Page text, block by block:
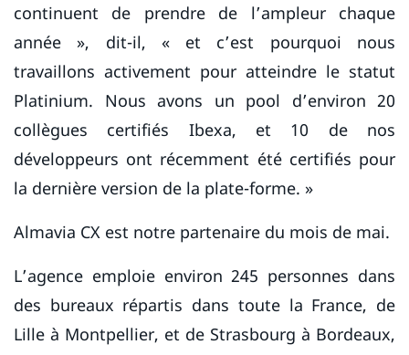
continuent de prendre de l’ampleur chaque
année », dit-il, « et c’est pourquoi nous
travaillons activement pour atteindre le statut
Platinium. Nous avons un pool d’environ 20
collègues certifiés Ibexa, et 10 de nos
développeurs ont récemment été certifiés pour
la dernière version de la plate-forme. »
Almavia CX est notre partenaire du mois de mai.
L’agence emploie environ 245 personnes dans
des bureaux répartis dans toute la France, de
Lille à Montpellier, et de Strasbourg à Bordeaux,